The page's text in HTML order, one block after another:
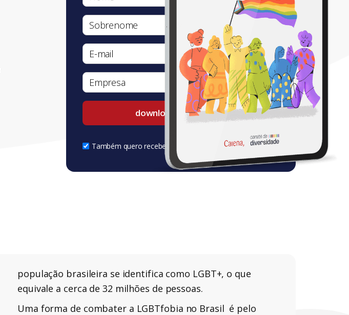
Também quero receber conteúdos do Blog da Caiena.
população brasileira se identifica como LGBT+, o que
equivale a cerca de 32 milhões de pessoas.
Uma forma de combater a LGBTfobia no Brasil é pelo